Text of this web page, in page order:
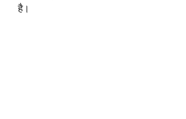
है।